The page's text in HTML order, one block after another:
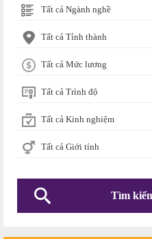
Tất cả Ngành nghề
Tất cả Tỉnh thành
Tất cả Mức lương
Tất cả Trình độ
Tất cả Kinh nghiệm
Tất cả Giới tính